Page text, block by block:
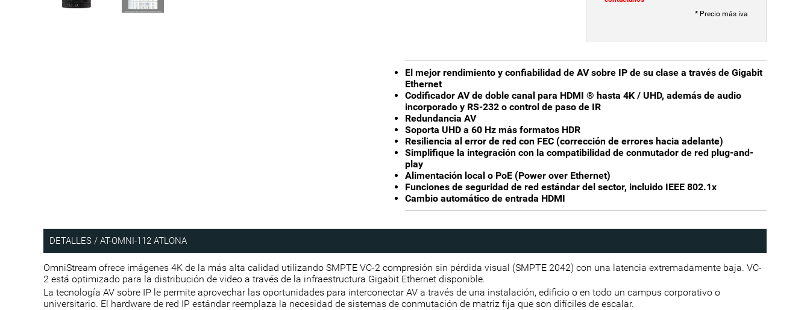
* Precio más iva
El mejor rendimiento y confiabilidad de AV sobre IP de su clase a través de Gigabit
Ethernet
Codificador AV de doble canal para HDMI ® hasta 4K / UHD, además de audio
incorporado y RS-232 o control de paso de IR
Redundancia AV
Soporta UHD a 60 Hz más formatos HDR
Resiliencia al error de red con FEC (corrección de errores hacia adelante)
Simplifique la integración con la compatibilidad de conmutador de red plug-and-
play
Alimentación local o PoE (Power over Ethernet)
Funciones de seguridad de red estándar del sector, incluido IEEE 802.1x
Cambio automático de entrada HDMI
DETALLES / AT-OMNI-112 ATLONA
OmniStream ofrece imágenes 4K de la más alta calidad utilizando SMPTE VC-2 compresión sin pérdida visual (SMPTE 2042) con una latencia extremadamente baja. VC-
2 está optimizado para la distribución de video a través de la infraestructura Gigabit Ethernet disponible.
La tecnología AV sobre IP le permite aprovechar las oportunidades para interconectar AV a través de una instalación, edificio o en todo un campus corporativo o
universitario. El hardware de red IP estándar reemplaza la necesidad de sistemas de conmutación de matriz fija que son difíciles de escalar.